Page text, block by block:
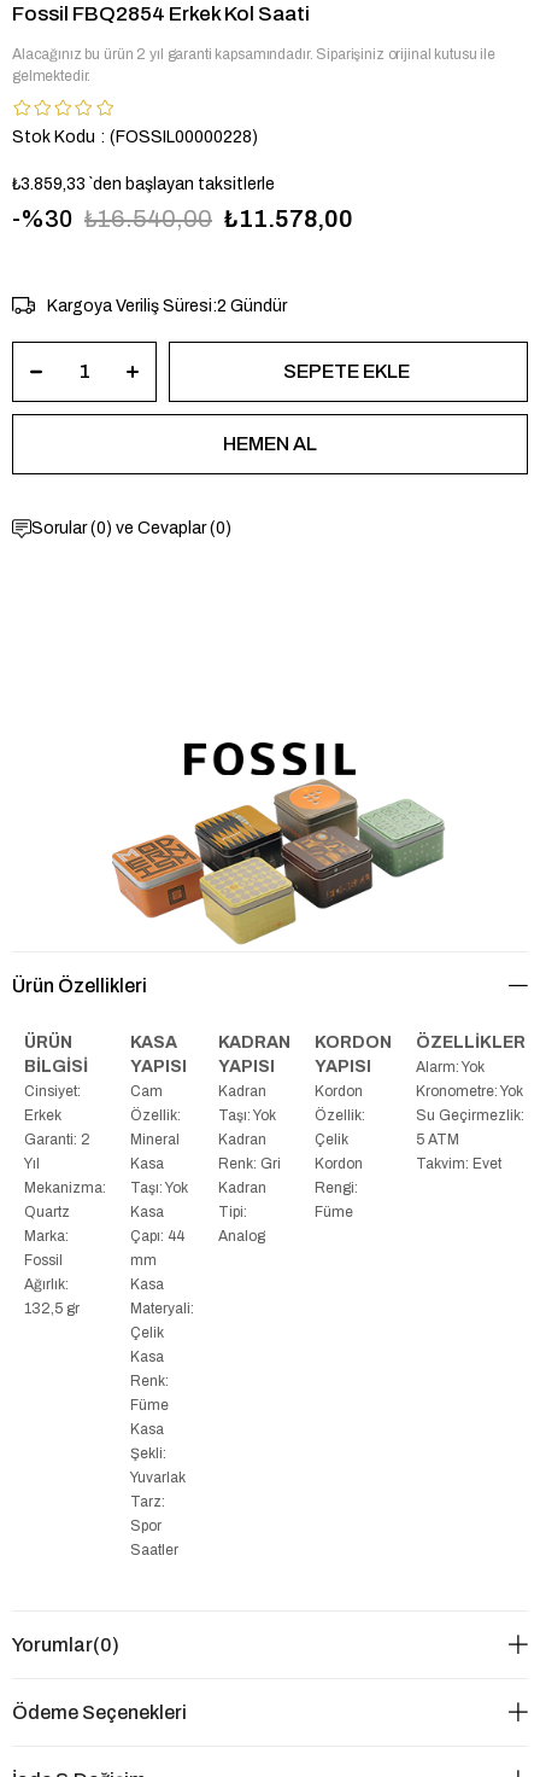
Fossil FBQ2854 Erkek Kol Saati
Alacağınız bu ürün 2 yıl garanti kapsamındadır. Siparişiniz orijinal kutusu ile
gelmektedir.
Stok Kodu (FOSSIL00000228)
₺3.859,33 `den başlayan taksitlerle
30 ₺16.540,00 ₺11.578,00
Kargoya Veriliş Süresi:2 Gündür
Sorular (0) ve Cevaplar (0)
Ürün Özellikleri
ÜRÜN
BİLGİSİ
Cinsiyet:
Erkek
Garanti: 2
Yıl
Mekanizma:
Quartz
Marka:
Fossil
Ağırlık:
132,5 gr
KASA
YAPISI
Cam
Özellik:
Mineral
Kasa
Taşı: Yok
Kasa
Çapı: 44
mm
Kasa
Materyali:
Çelik
Kasa
Renk:
Füme
Kasa
Şekli:
Yuvarlak
Tarz:
Spor
Saatler
KADRAN
YAPISI
Kadran
Taşı: Yok
Kadran
Renk: Gri
Kadran
Tipi:
Analog
KORDON
YAPISI
Kordon
Özellik:
Çelik
Kordon
Rengi:
Füme
ÖZELLİKLER
Alarm: Yok
Kronometre: Yok
Su Geçirmezlik:
5 ATM
Takvim: Evet
Yorumlar(0)
Ödeme Seçenekleri